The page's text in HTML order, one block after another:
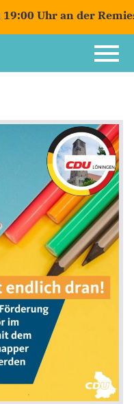
Uhr an der